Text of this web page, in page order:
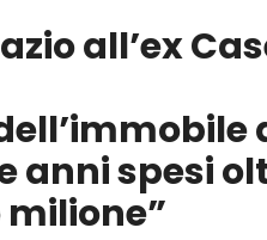
all’ex
anni spesi